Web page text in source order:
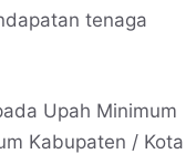
tenaga
Upah Minimum
Kabupaten / Kota